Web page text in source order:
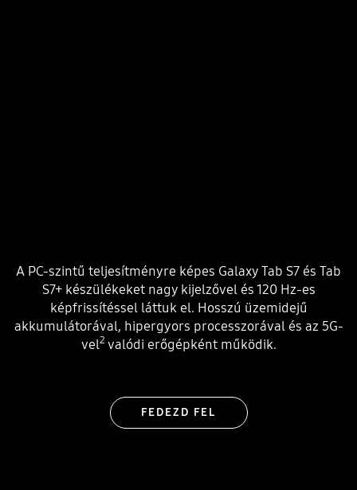
A PC-szintű teljesítményre képes Galaxy Tab S7 és Tab
S7+ készülékeket nagy kijelzővel és 120 Hz-es
képfrissítéssel láttuk el. Hosszú üzemidejű
akkumulátorával, hipergyors processzorával és az 5G-
vel2 valódi erőgépként működik.
FEDEZD FEL